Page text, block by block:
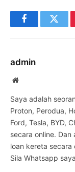
Facebook
admin
Website
Saya adalah
Proton, Perodua,
Ford, Tesla, BYD,
secara online.
loan kereta secara
Sila Whatsapp